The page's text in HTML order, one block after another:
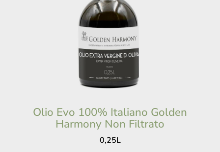
Olio Evo 100% Italiano Golden
Harmony Non Filtrato
0,25L